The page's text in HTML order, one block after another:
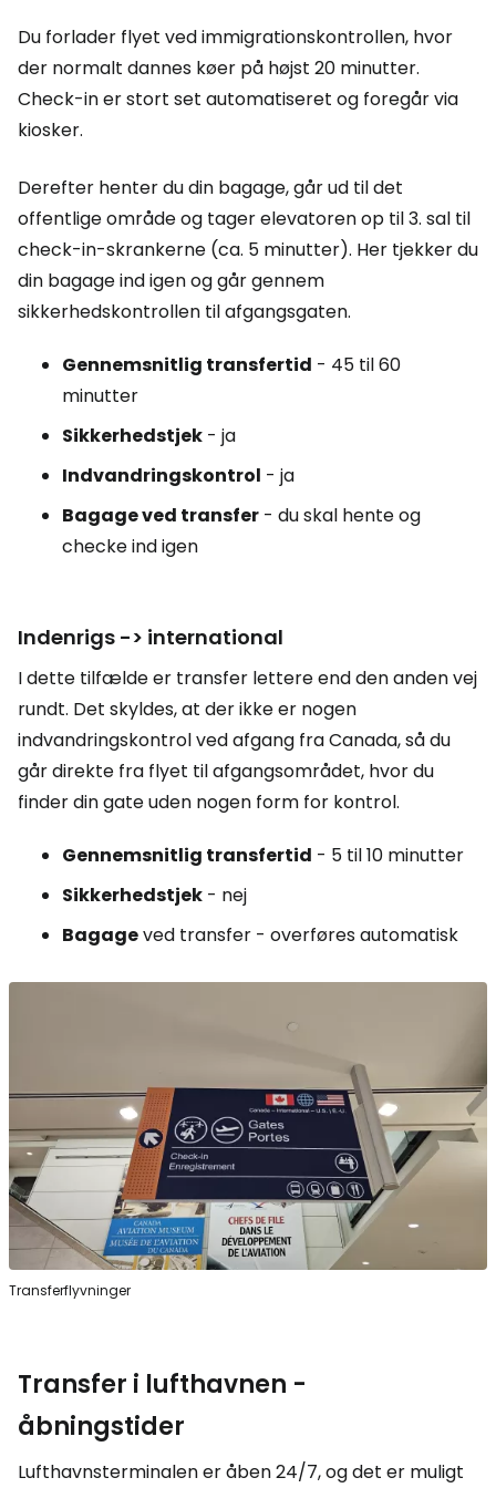
Du forlader flyet ved immigrationskontrollen, hvor
der normalt dannes køer på højst 20 minutter.
Check-in er stort set automatiseret og foregår via
kiosker.
Derefter henter du din bagage, går ud til det
offentlige område og tager elevatoren op til 3. sal til
check-in-skrankerne (ca. 5 minutter). Her tjekker du
din bagage ind igen og går gennem
sikkerhedskontrollen til afgangsgaten.
Gennemsnitlig transfertid - 45 til 60
minutter
Sikkerhedstjek - ja
Indvandringskontrol - ja
Bagage ved transfer - du skal hente og
checke ind igen
Indenrigs -> international
I dette tilfælde er transfer lettere end den anden vej
rundt. Det skyldes, at der ikke er nogen
indvandringskontrol ved afgang fra Canada, så du
går direkte fra flyet til afgangsområdet, hvor du
finder din gate uden nogen form for kontrol.
Gennemsnitlig transfertid - 5 til 10 minutter
Sikkerhedstjek - nej
Bagageved transfer - overføres automatisk
Transferflyvninger
Transfer i lufthavnen -
åbningstider
Lufthavnsterminalen er åben 24/7, og det er muligt